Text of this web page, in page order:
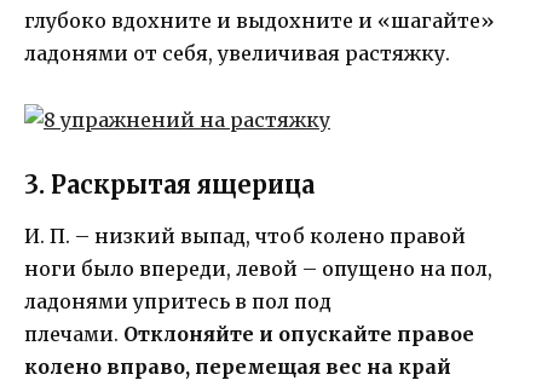
глубоко вдохните и выдохните и «шагайте»
ладонями от себя, увеличивая растяжку.
3. Раскрытая ящерица
И. П. – низкий выпад, чтоб колено правой
ноги было впереди, левой – опущено на пол,
ладонями упритесь в пол под
плечами. Отклоняйте и опускайте правое
колено вправо, перемещая вес на край